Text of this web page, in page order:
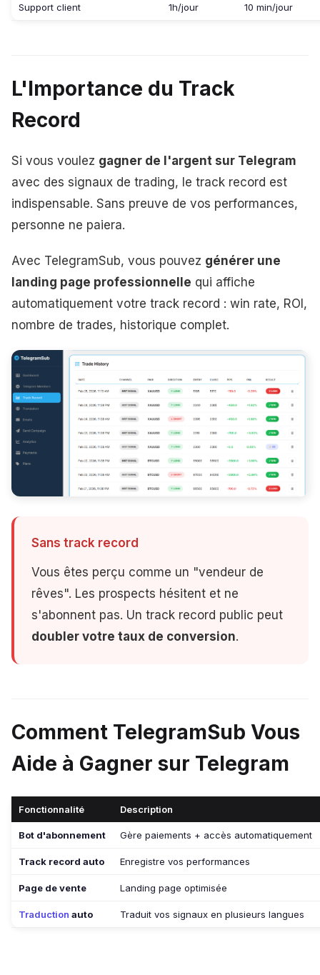
Support client 1h/jour 10 min/jour
L'Importance du Track
Record
Si vous voulez gagner de l'argent sur Telegram
avec des signaux de trading, le track record est
indispensable. Sans preuve de vos performances,
personne ne paiera.
Avec TelegramSub, vous pouvez générer une
landing page professionnelle qui affiche
automatiquement votre track record : win rate, ROI,
nombre de trades, historique complet.
Sans track record
Vous êtes perçu comme un "vendeur de
rêves". Les prospects hésitent et ne
s'abonnent pas. Un track record public peut
doubler votre taux de conversion.
Comment TelegramSub Vous
Aide à Gagner sur Telegram
Fonctionnalité Description
Bot d'abonnement Gère paiements + accès automatiquement
Track record auto Enregistre vos performances
Page de vente Landing page optimisée
Traduction auto Traduit vos signaux en plusieurs langues